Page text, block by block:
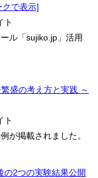
ト
ル「sujiko.jp」活用
盛の考え方と実践 ～
ト
が掲載されました。
2つの実験結果公開